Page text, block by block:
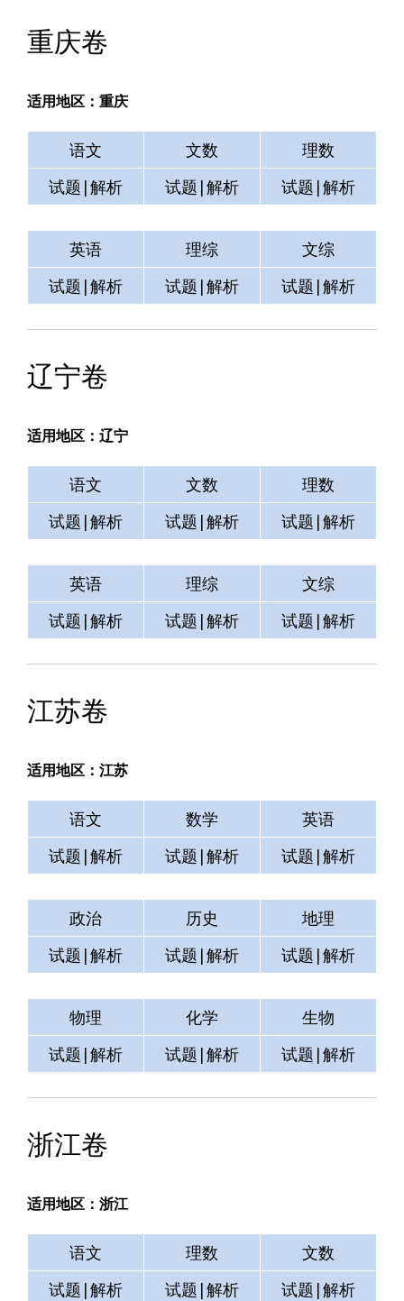
重庆卷
适用地区：重庆
语文 文数
理数
试题|解析
试题|解析 试题|解析
英语 理综
文综
试题|解析
试题|解析 试题|解析
辽宁卷
适用地区：辽宁
语文 文数
理数
试题|解析
试题|解析 试题|解析
英语 理综
文综
试题|解析
试题|解析 试题|解析
江苏卷
适用地区：江苏
语文 数学
英语
试题|解析
试题|解析 试题|解析
政治 历史
地理
试题|解析
试题|解析 试题|解析
物理 化学
生物
试题|解析
试题|解析 试题|解析
浙江卷
适用地区：浙江
语文 理数
文数
试题|解析
试题|解析 试题|解析